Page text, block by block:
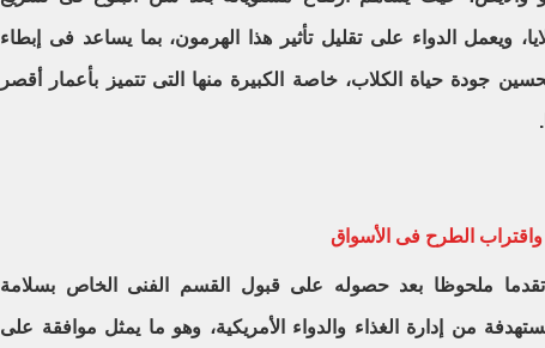
ويعمل الدواء على تقليل تأثير هذا الهرمون، بما يساعد فى إبطاء
جودة حياة الكلاب، خاصة الكبيرة منها التى تتميز بأعمار أقصر
الطرح فى الأسواق
ملحوظا بعد حصوله على قبول القسم الفنى الخاص بسلامة
من إدارة الغذاء والدواء الأمريكية، وهو ما يمثل موافقة على